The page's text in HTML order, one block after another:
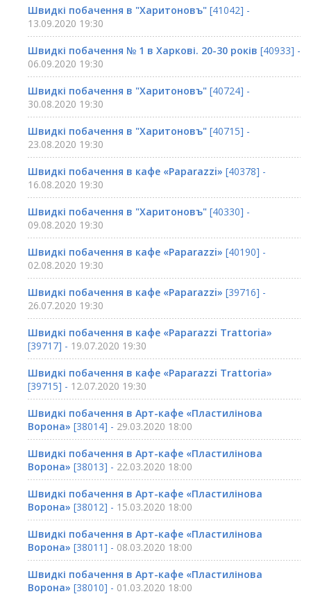
Швидкі побачення в "Харитоновъ" [41042] -
13.09.2020 19:30
Швидкі побачення № 1 в Харкові. 20-30 років [40933] -
06.09.2020 19:30
Швидкі побачення в "Харитоновъ" [40724] -
30.08.2020 19:30
Швидкі побачення в "Харитоновъ" [40715] -
23.08.2020 19:30
Швидкі побачення в кафе «Paparazzi» [40378] -
16.08.2020 19:30
Швидкі побачення в "Харитоновъ" [40330] -
09.08.2020 19:30
Швидкі побачення в кафе «Paparazzi» [40190] -
02.08.2020 19:30
Швидкі побачення в кафе «Paparazzi» [39716] -
26.07.2020 19:30
Швидкі побачення в кафе «Paparazzi Trattoria»
[39717] - 19.07.2020 19:30
Швидкі побачення в кафе «Paparazzi Trattoria»
[39715] - 12.07.2020 19:30
Швидкі побачення в Арт-кафе «Пластилінова
Ворона» [38014] - 29.03.2020 18:00
Швидкі побачення в Арт-кафе «Пластилінова
Ворона» [38013] - 22.03.2020 18:00
Швидкі побачення в Арт-кафе «Пластилінова
Ворона» [38012] - 15.03.2020 18:00
Швидкі побачення в Арт-кафе «Пластилінова
Ворона» [38011] - 08.03.2020 18:00
Швидкі побачення в Арт-кафе «Пластилінова
Ворона» [38010] - 01.03.2020 18:00